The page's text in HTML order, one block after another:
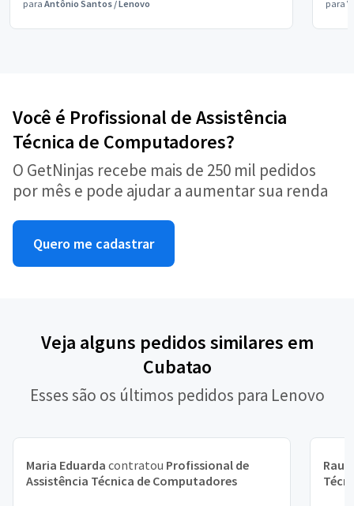
para Antônio Santos /Lenovo para
Você é Profissional de Assistência
Técnica de Computadores?
O GetNinjas recebe mais de 250 mil pedidos
por mês e pode ajudar a aumentar sua renda
Quero me cadastrar
Veja alguns pedidos similares em
Cubatao
Esses são os últimos pedidos para Lenovo
Maria Eduarda contratou Profissional de
Assistência Técnica de Computadores
Raul